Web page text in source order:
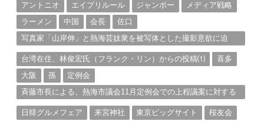
アントニオ
エイプリルール ジャンボー
メディア戦略
ラーメン
中国 会長
佐口
写真家「山岸伸」と熱海芸妓衆を被写体とした撮影意欲に迫
台湾在住、林俊宏氏（フランク・リン）からの投稿⑴
喜多
大阪
孫
定例会
斉藤市長による、熱海市議会11月定例会での上程議案に対する
日韓グルメフェア
来宮神社 東京ビッグサイト
桜友会